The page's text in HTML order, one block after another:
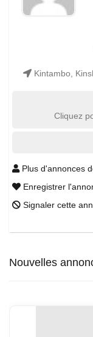
Kintambo,
Cliquez
Plus d'annonces
Enregistrer
Signaler cette
Nouvelles